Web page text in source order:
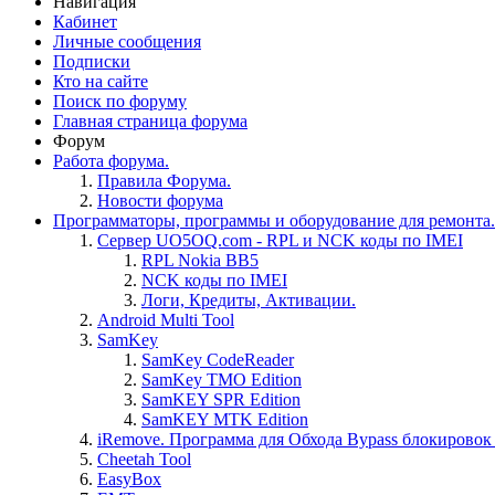
Кабинет
Личные сообщения
Подписки
Кто на сайте
Поиск по форуму
Главная страница форума
Форум
Работа форума.
Правила Форума.
Новости форума
Программаторы, программы и оборудование для ремонта.
Сервер UO5OQ.com - RPL и NCK коды по IMEI
RPL Nokia BB5
NCK коды по IMEI
Логи, Кредиты, Активации.
Android Multi Tool
SamKey
SamKey CodeReader
SamKey TMO Edition
SamKEY SPR Edition
SamKEY MTK Edition
iRemove. Программа для Обхода Bypass
Cheetah Tool
EasyBox